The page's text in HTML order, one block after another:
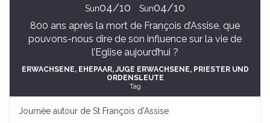
Sun04/10 Sun04/10
800 ans après la mort de François d’Assise, que
pouvons-nous dire de son influence sur la vie de
l’Eglise aujourd’hui ?
ERWACHSENE, EHEPAAR, JUGE ERWACHSENE, PRIESTER UND
ORDENSLEUTE
Tag
Journée autour de St François d'Assise